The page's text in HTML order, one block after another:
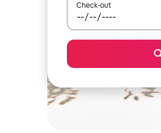
Check-out